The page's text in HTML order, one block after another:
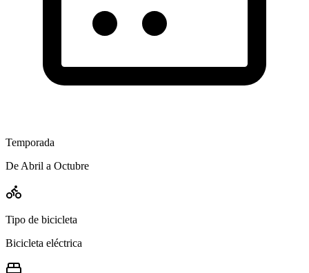
Temporada
De Abril a Octubre
Tipo de bicicleta
Bicicleta eléctrica